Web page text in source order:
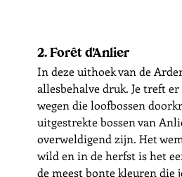
2. Forêt d'Anlier
In deze uithoek van de
allesbehalve druk. Je treft
wegen die loofbossen
uitgestrekte bossen van
overweldigend zijn. Het
wild en in de herfst is het
de meest bonte kleuren die